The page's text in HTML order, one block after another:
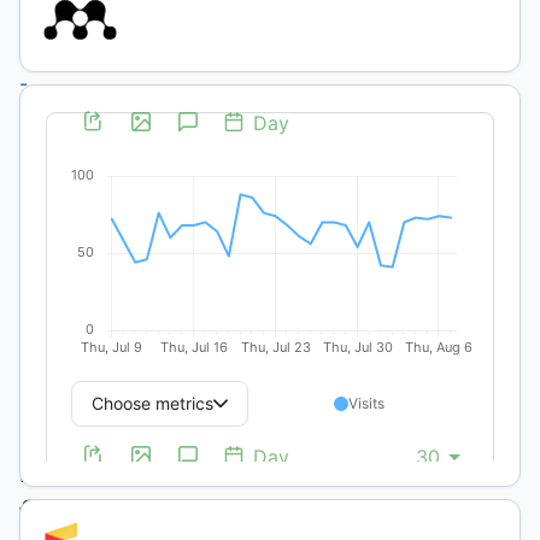
Producción
-
Dimensión
social y
Científicos
y Técnicos
Associations
between
forage